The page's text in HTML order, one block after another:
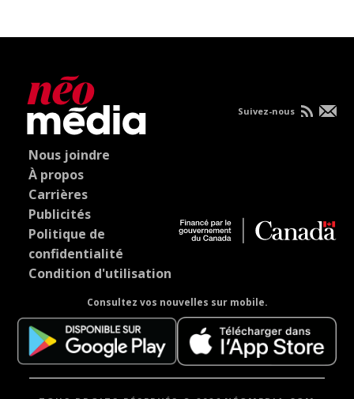
Nous joindre
À propos
Carrières
Publicités
Politique de
confidentialité
Condition d'utilisation
Consultez vos nouvelles sur mobile.
Suivez-nous